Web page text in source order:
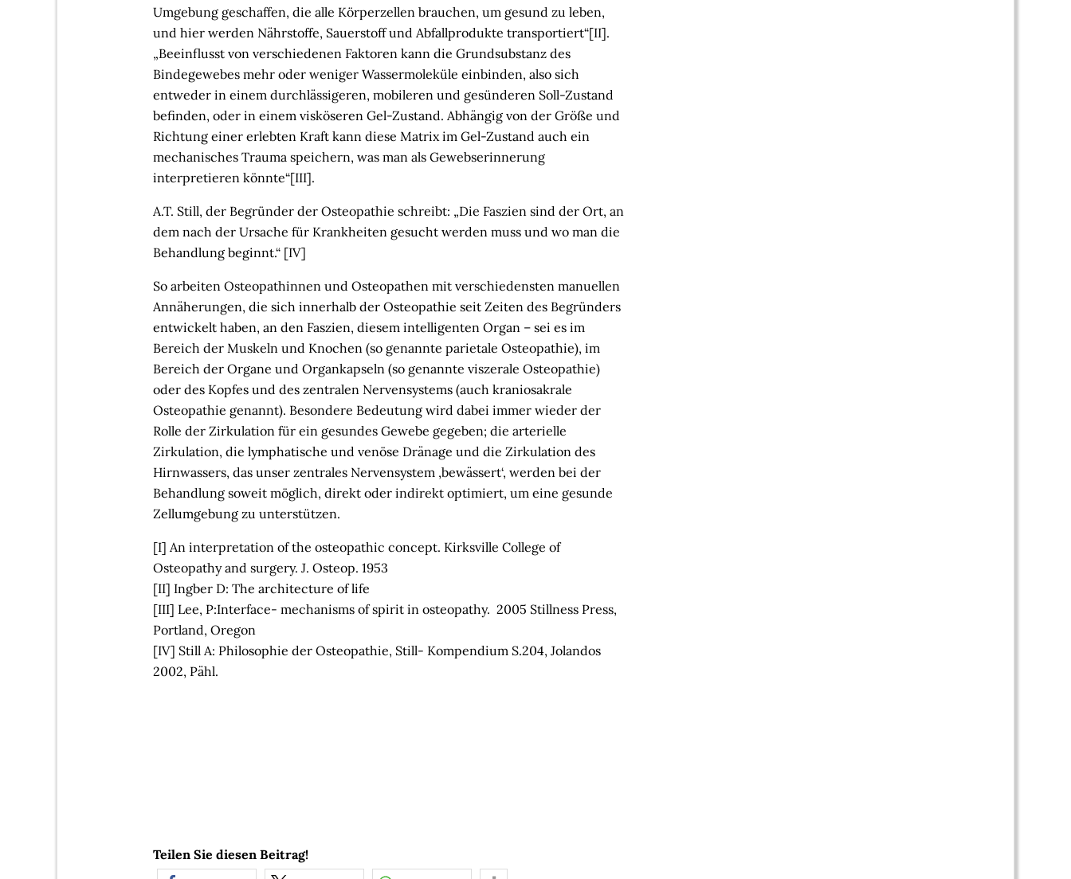
Umgebung geschaffen, die alle Körperzellen brauchen, um gesund zu leben,
und hier werden Nährstoffe, Sauerstoff und Abfallprodukte transportiert“[II].
„Beeinflusst von verschiedenen Faktoren kann die Grundsubstanz des
Bindegewebes mehr oder weniger Wassermoleküle einbinden, also sich
entweder in einem durchlässigeren, mobileren und gesünderen Soll-Zustand
befinden, oder in einem visköseren Gel-Zustand. Abhängig von der Größe und
Richtung einer erlebten Kraft kann diese Matrix im Gel-Zustand auch ein
mechanisches Trauma speichern, was man als Gewebserinnerung
interpretieren könnte“[III].
A.T. Still, der Begründer der Osteopathie schreibt: „Die Faszien sind der Ort, an
dem nach der Ursache für Krankheiten gesucht werden muss und wo man die
Behandlung beginnt.“ [IV]
So arbeiten Osteopathinnen und Osteopathen mit verschiedensten manuellen
Annäherungen, die sich innerhalb der Osteopathie seit Zeiten des Begründers
entwickelt haben, an den Faszien, diesem intelligenten Organ – sei es im
Bereich der Muskeln und Knochen (so genannte parietale Osteopathie), im
Bereich der Organe und Organkapseln (so genannte viszerale Osteopathie)
oder des Kopfes und des zentralen Nervensystems (auch kraniosakrale
Osteopathie genannt). Besondere Bedeutung wird dabei immer wieder der
Rolle der Zirkulation für ein gesundes Gewebe gegeben; die arterielle
Zirkulation, die lymphatische und venöse Dränage und die Zirkulation des
Hirnwassers, das unser zentrales Nervensystem ‚bewässert‘, werden bei der
Behandlung soweit möglich, direkt oder indirekt optimiert, um eine gesunde
Zellumgebung zu unterstützen.
[I] An interpretation of the osteopathic concept. Kirksville College of
Osteopathy and surgery. J. Osteop. 1953
[II] Ingber D: The architecture of life
[III] Lee, P:Interface- mechanisms of spirit in osteopathy. 2005 Stillness Press,
Portland, Oregon
[IV] Still A: Philosophie der Osteopathie, Still- Kompendium S.204, Jolandos
2002, Pähl.
Teilen Sie diesen Beitrag!